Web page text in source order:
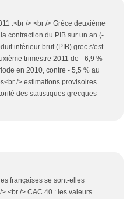
:<br /> <br /> Grèce deuxième
contraction du PIB sur un an (-
intérieur brut (PIB) grec s'est
trimestre 2011 de - 6,9 %
en 2010, contre - 5,5 % au
/> estimations provisoires
des statistiques grecques
françaises se sont-elles
<br /> CAC 40 : les valeurs